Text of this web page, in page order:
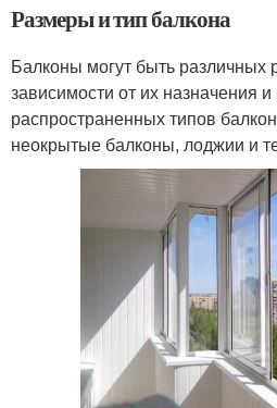
Размеры и тип балкона
Балконы могут быть различных
зависимости от их назначения
распространенных типов
неокрытые балконы, лоджии и